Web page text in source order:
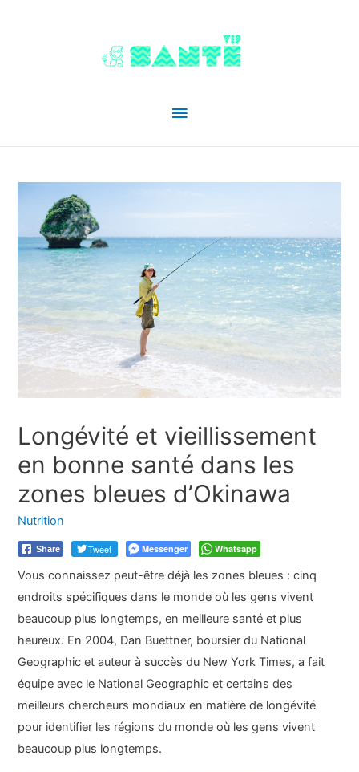
Menu
Longévité et vieillissement
en bonne santé dans les
zones bleues d’Okinawa
Nutrition
Share Tweet Messenger Whatsapp
Vous connaissez peut-être déjà les zones bleues : cinq
endroits spécifiques dans le monde où les gens vivent
beaucoup plus longtemps, en meilleure santé et plus
heureux. En 2004, Dan Buettner, boursier du National
Geographic et auteur à succès du New York Times, a fait
équipe avec le National Geographic et certains des
meilleurs chercheurs mondiaux en matière de longévité
pour identifier les régions du monde où les gens vivent
beaucoup plus longtemps.